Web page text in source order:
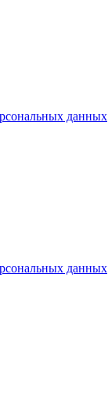
данных
данных